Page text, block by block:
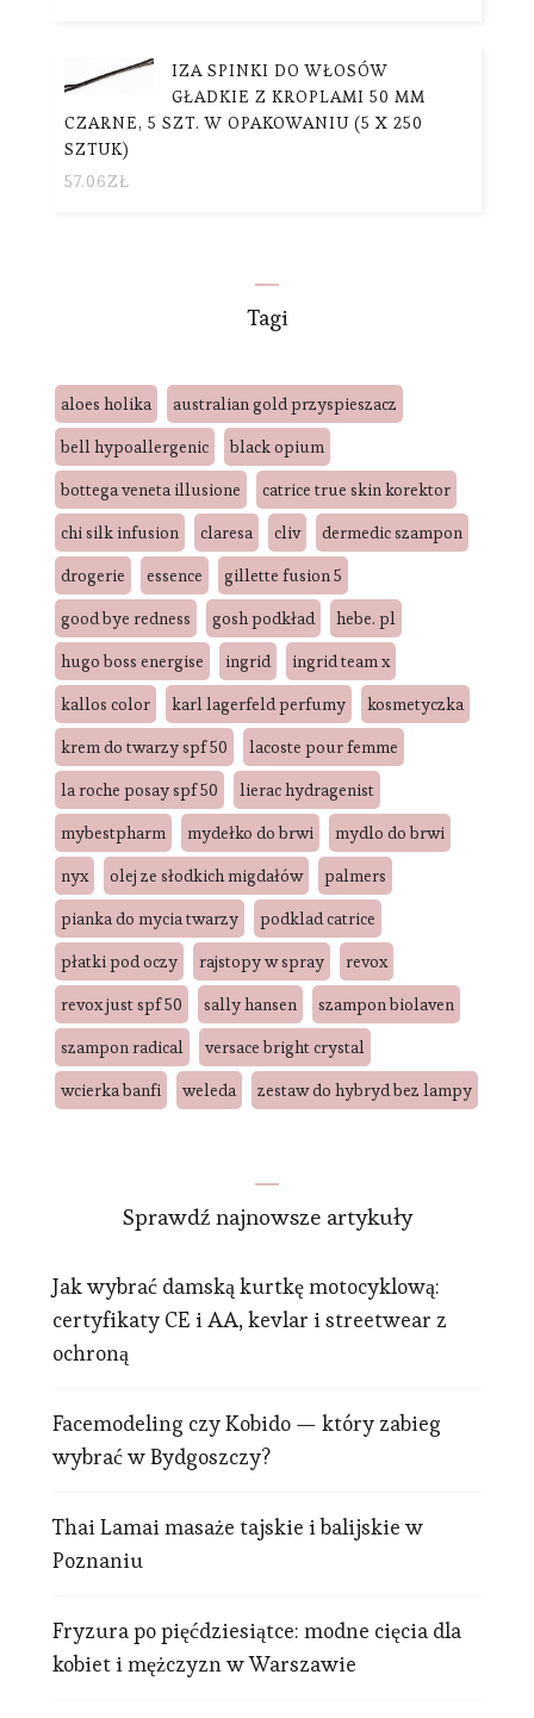
IZA SPINKI DO WŁOSÓW
GŁADKIE Z KROPLAMI 50 MM
CZARNE, 5 SZT. W OPAKOWANIU (5 X 250
SZTUK)
57.06ZŁ
Tagi
aloes holika
australian gold przyspieszacz
bell hypoallergenic
black opium
bottega veneta illusione
catrice true skin korektor
chi silk infusion
claresa cliv
dermedic szampon
drogerie
essence
gillette fusion 5
good bye redness
gosh podkład
hebe. pl
hugo boss energise
ingrid
ingrid team x
kallos color
karl lagerfeld perfumy
kosmetyczka
krem do twarzy spf 50
lacoste pour femme
la roche posay spf 50
lierac hydragenist
mybestpharm
mydełko do brwi
mydlo do brwi
nyx
olej ze słodkich migdałów
palmers
pianka do mycia twarzy
podklad catrice
płatki pod oczy
rajstopy w spray
revox
revox just spf 50
sally hansen
szampon biolaven
szampon radical
versace bright crystal
wcierka banfi
weleda zestaw do hybryd bez lampy
Sprawdź najnowsze artykuły
Jak wybrać damską kurtkę motocyklową:
certyfikaty CE i AA, kevlar i streetwear z
ochroną
Facemodeling czy Kobido — który zabieg
wybrać w Bydgoszczy?
Thai Lamai masaże tajskie i balijskie w
Poznaniu
Fryzura po pięćdziesiątce: modne cięcia dla
kobiet i mężczyzn w Warszawie